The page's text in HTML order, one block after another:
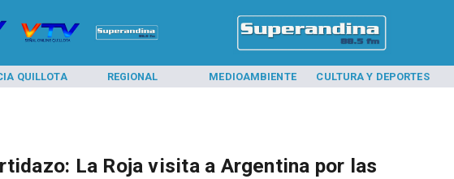
QUILLOTA REGIONAL MEDIOAMBIENTE CULTURA Y DEPORTES
La Roja visita a Argentina por las